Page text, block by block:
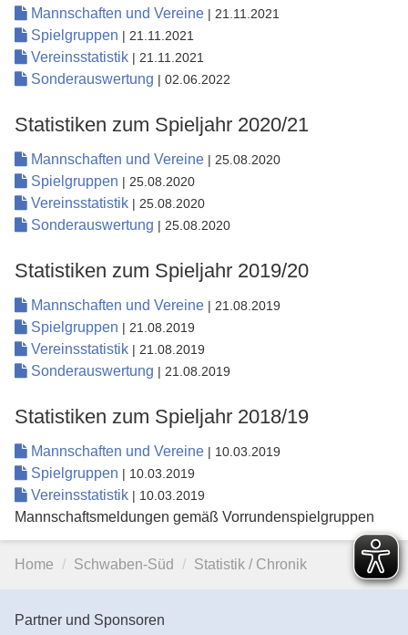
Mannschaften und Vereine | 21.11.2021
Spielgruppen | 21.11.2021
Vereinsstatistik | 21.11.2021
Sonderauswertung | 02.06.2022
Statistiken zum Spieljahr 2020/21
Mannschaften und Vereine | 25.08.2020
Spielgruppen | 25.08.2020
Vereinsstatistik | 25.08.2020
Sonderauswertung | 25.08.2020
Statistiken zum Spieljahr 2019/20
Mannschaften und Vereine | 21.08.2019
Spielgruppen | 21.08.2019
Vereinsstatistik | 21.08.2019
Sonderauswertung | 21.08.2019
Statistiken zum Spieljahr 2018/19
Mannschaften und Vereine | 10.03.2019
Spielgruppen | 10.03.2019
Vereinsstatistik | 10.03.2019
Mannschaftsmeldungen gemäß Vorrundenspielgruppen
Home Schwaben-Süd Statistik / Chronik
Partner und Sponsoren